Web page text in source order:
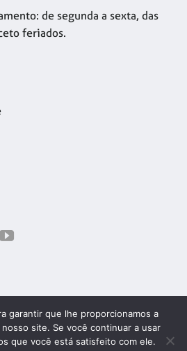
de segunda a sexta, das
feriados.
garantir que lhe proporcionamos a
site. Se você continuar a usar
que você está satisfeito com ele.